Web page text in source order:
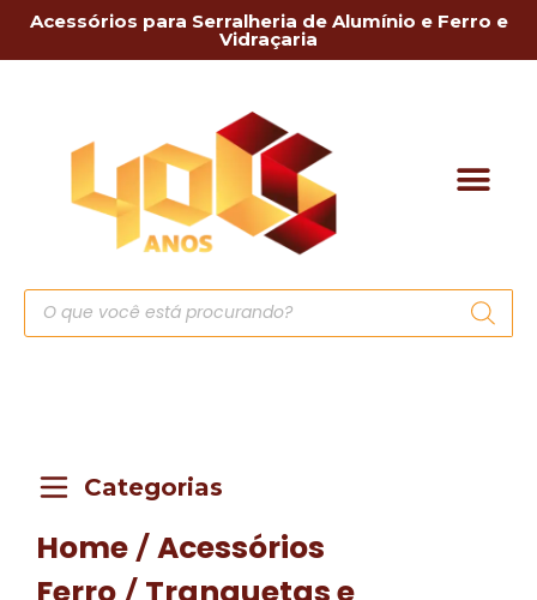
Acessórios para Serralheria de Alumínio e Ferro e
Vidraçaria
Categorias
Home / Acessórios
/